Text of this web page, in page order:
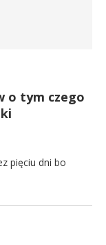
o tym czego
pięciu dni bo